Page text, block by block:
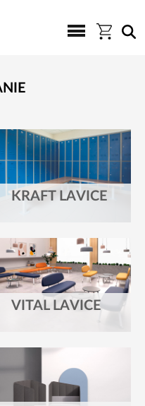
KRAFT LAVICE
VITAL LAVICE